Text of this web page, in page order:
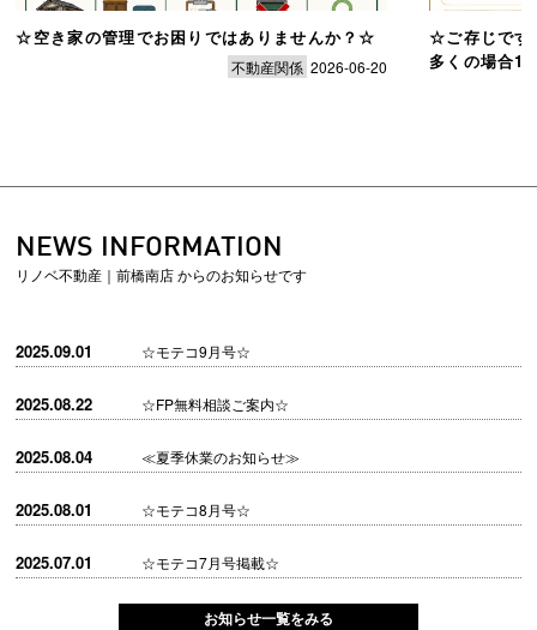
☆空き家の管理でお困りではありませんか？☆
不動産関係 2026-06-20
☆ご存じです
多くの場合1
NEWS INFORMATION
リノベ不動産｜前橋南店 からのお知らせです
2025.09.01 ☆モテコ9月号☆
2025.08.22 ☆FP無料相談ご案内☆
2025.08.04 ≪夏季休業のお知らせ≫
2025.08.01 ☆モテコ8月号☆
2025.07.01 ☆モテコ7月号掲載☆
お知らせ一覧をみる